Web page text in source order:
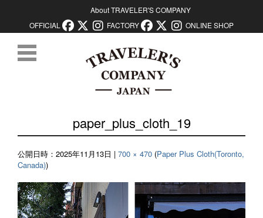
About TRAVELER'S COMPANY
OFFICIAL
FACTORY ONLINE SHOP
paper_plus_cloth_19
公開日時： 2025年11月13日 | 700 × 470 (Paper Plus Cloth(Toronto,
Canada))